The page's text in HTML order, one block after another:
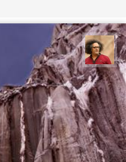
مصطفی ربیعی بهشتی